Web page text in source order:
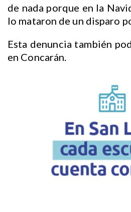
de nada porque en la
lo mataron de un disparo
Esta denuncia también
en Concarán.